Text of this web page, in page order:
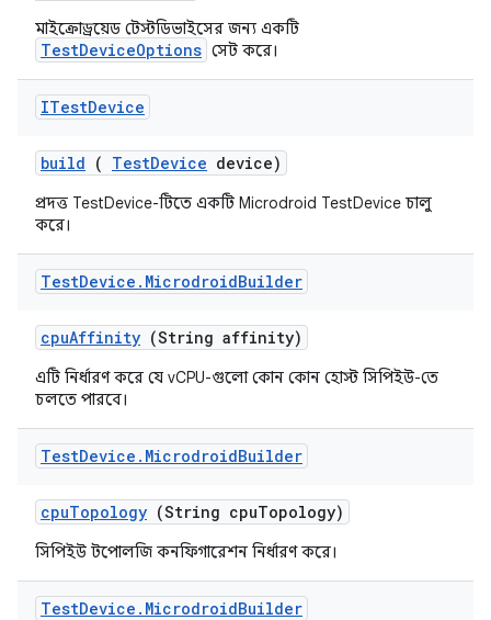
মাইক্রোড্রয়েড টেস্টডিভাইসের জন্য একটি
TestDeviceOptions সেট করে।
ITestDevice
build ( TestDevice device)
প্রদত্ত TestDevice-টিতে একটি Microdroid TestDevice চালু
করে।
TestDevice . MicrodroidBuilder
cpuAffinity (String affinity)
এটি নির্ধারণ করে যে vCPU-গুলো কোন কোন হোস্ট সিপিইউ-তে
চলতে পারবে।
TestDevice . MicrodroidBuilder
cpuTopology (String cpuTopology)
সিপিইউ টপোলজি কনফিগারেশন নির্ধারণ করে।
TestDevice . MicrodroidBuilder